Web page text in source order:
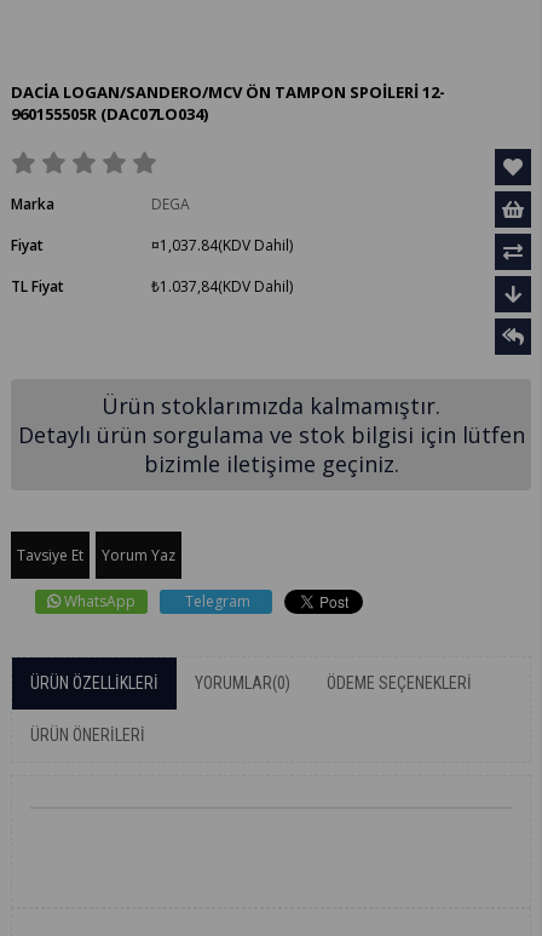
DACİA LOGAN/SANDERO/MCV ÖN TAMPON SPOİLERİ 12-
960155505R (DAC07LO034)
Marka
DEGA
Fiyat
¤1,037.84(KDV Dahil)
TL Fiyat
₺1.037,84(KDV Dahil)
Ürün stoklarımızda kalmamıştır.
Detaylı ürün sorgulama ve stok bilgisi için lütfen
bizimle iletişime geçiniz.
Tavsiye Et Yorum Yaz
WhatsApp Telegram
ÜRÜN ÖZELLIKLERI YORUMLAR(0) ÖDEME SEÇENEKLERI
ÜRÜN ÖNERILERI